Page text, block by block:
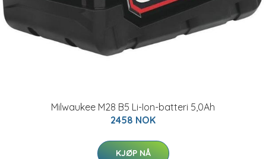
Milwaukee M28 B5 Li-Ion-batteri 5,0Ah
2458 NOK
KJØP NÅ